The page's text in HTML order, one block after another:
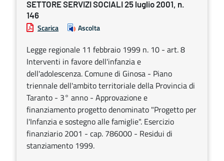
SETTORE SERVIZI SOCIALI 25 luglio 2001, n.
146
Scarica Ascolta
Legge regionale 11 febbraio 1999 n. 10 - art. 8
Interventi in favore dell'infanzia e
dell'adolescenza. Comune di Ginosa - Piano
triennale dell'ambito territoriale della Provincia di
Taranto - 3° anno - Approvazione e
finanziamento progetto denominato "Progetto per
l'Infanzia e sostegno alle famiglie". Esercizio
finanziario 2001 - cap. 786000 - Residui di
stanziamento 1999.